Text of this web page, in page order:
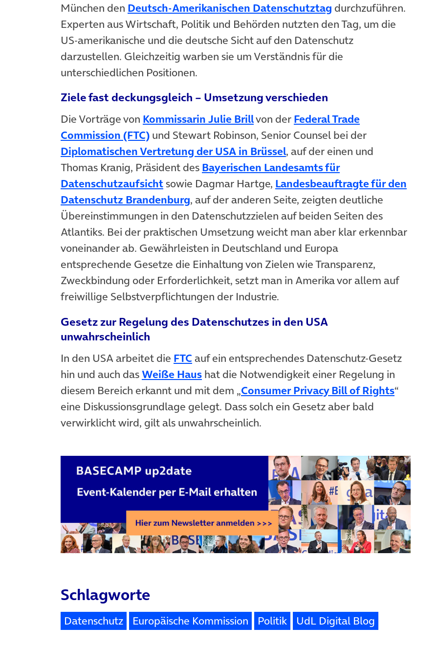
München den Deutsch-Amerikanischen Datenschutztag durchzuführen.
Experten aus Wirtschaft, Politik und Behörden nutzten den Tag, um die
US-amerikanische und die deutsche Sicht auf den Datenschutz
darzustellen. Gleichzeitig warben sie um Verständnis für die
unterschiedlichen Positionen.
Ziele fast deckungsgleich – Umsetzung verschieden
Die Vorträge von Kommissarin Julie Brillvon der Federal Trade
Commission (FTC) und Stewart Robinson, Senior Counsel bei der
Diplomatischen Vertretung der USA in Brüssel, auf der einen und
Thomas Kranig, Präsident des Bayerischen Landesamts für
Datenschutzaufsichtsowie Dagmar Hartge, Landesbeauftragte für den
Datenschutz Brandenburg, auf der anderen Seite, zeigten deutliche
Übereinstimmungen in den Datenschutzzielen auf beiden Seiten des
Atlantiks. Bei der praktischen Umsetzung weicht man aber klar erkennbar
voneinander ab. Gewährleisten in Deutschland und Europa
entsprechende Gesetze die Einhaltung von Zielen wie Transparenz,
Zweckbindung oder Erforderlichkeit, setzt man in Amerika vor allem auf
freiwillige Selbstverpflichtungen der Industrie.
Gesetz zur Regelung des Datenschutzes in den USA
unwahrscheinlich
In den USA arbeitet die FTC auf ein entsprechendes Datenschutz-Gesetz
hin und auch das Weiße Haus hat die Notwendigkeit einer Regelung in
diesem Bereich erkannt und mit dem „Consumer Privacy Bill of Rights“
eine Diskussionsgrundlage gelegt. Dass solch ein Gesetz aber bald
verwirklicht wird, gilt als unwahrscheinlich.
Schlagworte
Datenschutz Europäische Kommission Politik UdL Digital Blog